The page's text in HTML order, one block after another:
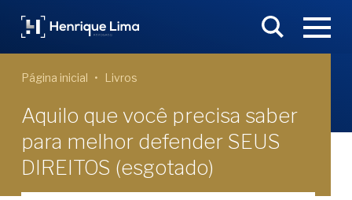
Página inicial Livros
Aquilo que você precisa saber
para melhor defender SEUS
DIREITOS (esgotado)